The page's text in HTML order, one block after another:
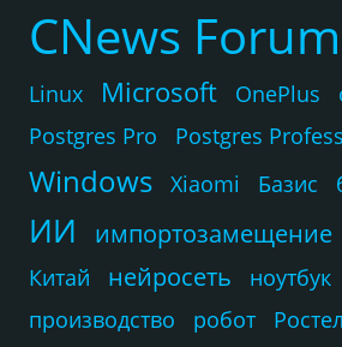
CNews Forum
Linux Microsoft OnePlus
Postgres Pro
Postgres
Windows Xiaomi Базис
ИИ импортозамещение
Китай
нейросеть ноутбук
производство
робот